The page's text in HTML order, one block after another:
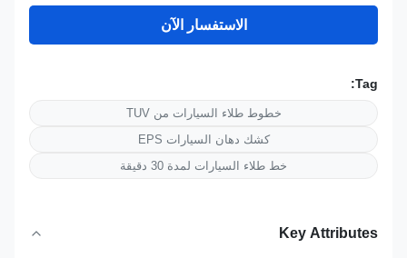
الاستفسار الآن
خطوط طلاء السيارات من TUV
كشك دهان السيارات EPS
خط طلاء السيارات لمدة 30 دقيقة
Key Attributes